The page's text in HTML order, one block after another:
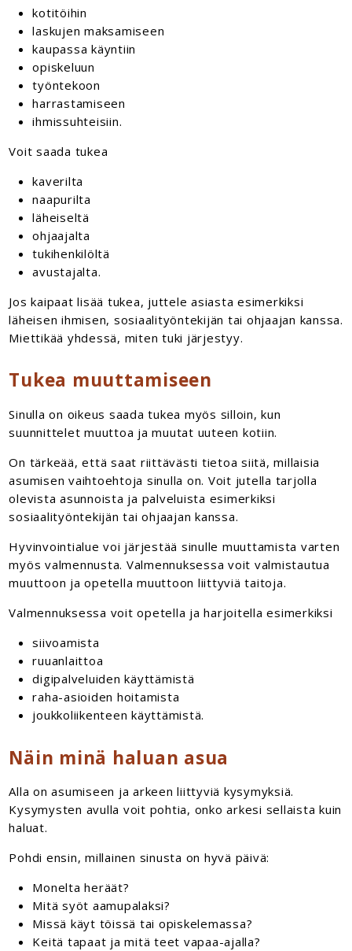
kotitöihin
laskujen maksamiseen
kaupassa käyntiin
opiskeluun
työntekoon
harrastamiseen
ihmissuhteisiin.
Voit saada tukea
kaverilta
naapurilta
läheiseltä
ohjaajalta
tukihenkilöltä
avustajalta.
Jos kaipaat lisää tukea, juttele asiasta esimerkiksi
läheisen ihmisen, sosiaalityöntekijän tai ohjaajan kanssa.
Miettikää yhdessä, miten tuki järjestyy.
Tukea muuttamiseen
Sinulla on oikeus saada tukea myös silloin, kun
suunnittelet muuttoa ja muutat uuteen kotiin.
On tärkeää, että saat riittävästi tietoa siitä, millaisia
asumisen vaihtoehtoja sinulla on. Voit jutella tarjolla
olevista asunnoista ja palveluista esimerkiksi
sosiaalityöntekijän tai ohjaajan kanssa.
Hyvinvointialue voi järjestää sinulle muuttamista varten
myös valmennusta. Valmennuksessa voit valmistautua
muuttoon ja opetella muuttoon liittyviä taitoja.
Valmennuksessa voit opetella ja harjoitella esimerkiksi
siivoamista
ruuanlaittoa
digipalveluiden käyttämistä
raha-asioiden hoitamista
joukkoliikenteen käyttämistä.
Näin minä haluan asua
Alla on asumiseen ja arkeen liittyviä kysymyksiä.
Kysymysten avulla voit pohtia, onko arkesi sellaista kuin
haluat.
Pohdi ensin, millainen sinusta on hyvä päivä:
Monelta heräät?
Mitä syöt aamupalaksi?
Missä käyt töissä tai opiskelemassa?
Keitä tapaat ja mitä teet vapaa-ajalla?